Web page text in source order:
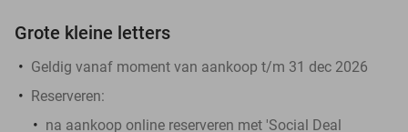
Grote kleine letters
Geldig vanaf moment van aankoop t/m 31 dec 2026
Reserveren:
na aankoop online reserveren met 'Social Deal